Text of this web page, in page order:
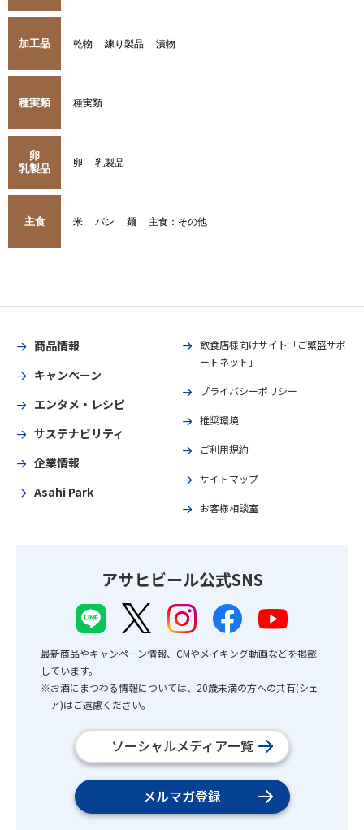
加工品 乾物 練り製品 漬物
種実類 種実類
卵
乳製品
卵 乳製品
主食 米 パン 麺 主食：その他
商品情報
キャンペーン
エンタメ・レシピ
サステナビリティ
企業情報
Asahi Park
飲食店様向けサイト「ご繁盛サポ
ートネット」
プライバシーポリシー
推奨環境
ご利用規約
サイトマップ
お客様相談室
アサヒビール公式SNS
最新商品やキャンペーン情報、CMやメイキング動画などを掲載
しています。
※お酒にまつわる情報については、20歳未満の方への共有(シェ
ア)はご遠慮ください。
ソーシャルメディア一覧
メルマガ登録